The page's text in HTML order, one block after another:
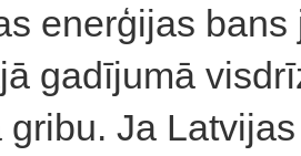
enerģijas
gadījumā
gribu. Ja